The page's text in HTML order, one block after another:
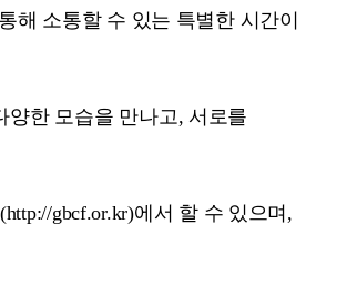
해 소통할 수 있는 특별한 시간이
양한 모습을 만나고, 서로를
(http://gbcf.or.kr)에서 할 수 있으며 ,